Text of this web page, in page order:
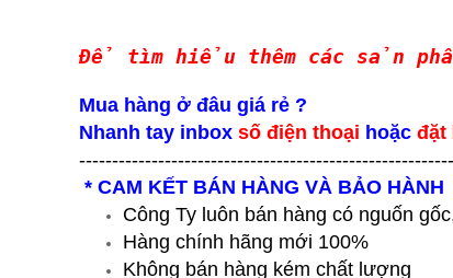
Để tìm hiểu thêm các sản
Mua hàng ở đâu giá rẻ ?
Nhanh tay inbox số điện thoại hoặc đặt
* CAM KẾT BÁN HÀNG VÀ BẢO HÀNH
Công Ty luôn bán hàng có nguốn
Hàng chính hãng mới 100%
Không bán hàng kém chất lượng